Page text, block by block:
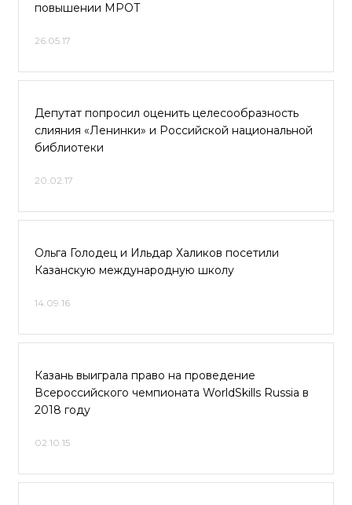
повышении МРОТ
26.05.17
Депутат попросил оценить целесообразность
слияния «Ленинки» и Российской национальной
библиотеки
20.02.17
Ольга Голодец и Ильдар Халиков посетили
Казанскую международную школу
14.09.16
Казань выиграла право на проведение
Всероссийского чемпионата WorldSkills Russia в
2018 году
02.10.15